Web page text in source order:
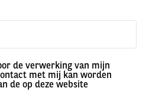
de verwerking van mijn
met mij kan worden
de op deze website